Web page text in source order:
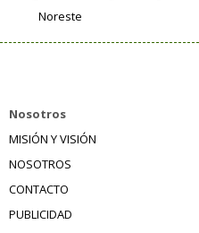
Noreste
Nosotros
MISIÓN Y VISIÓN
NOSOTROS
CONTACTO
PUBLICIDAD